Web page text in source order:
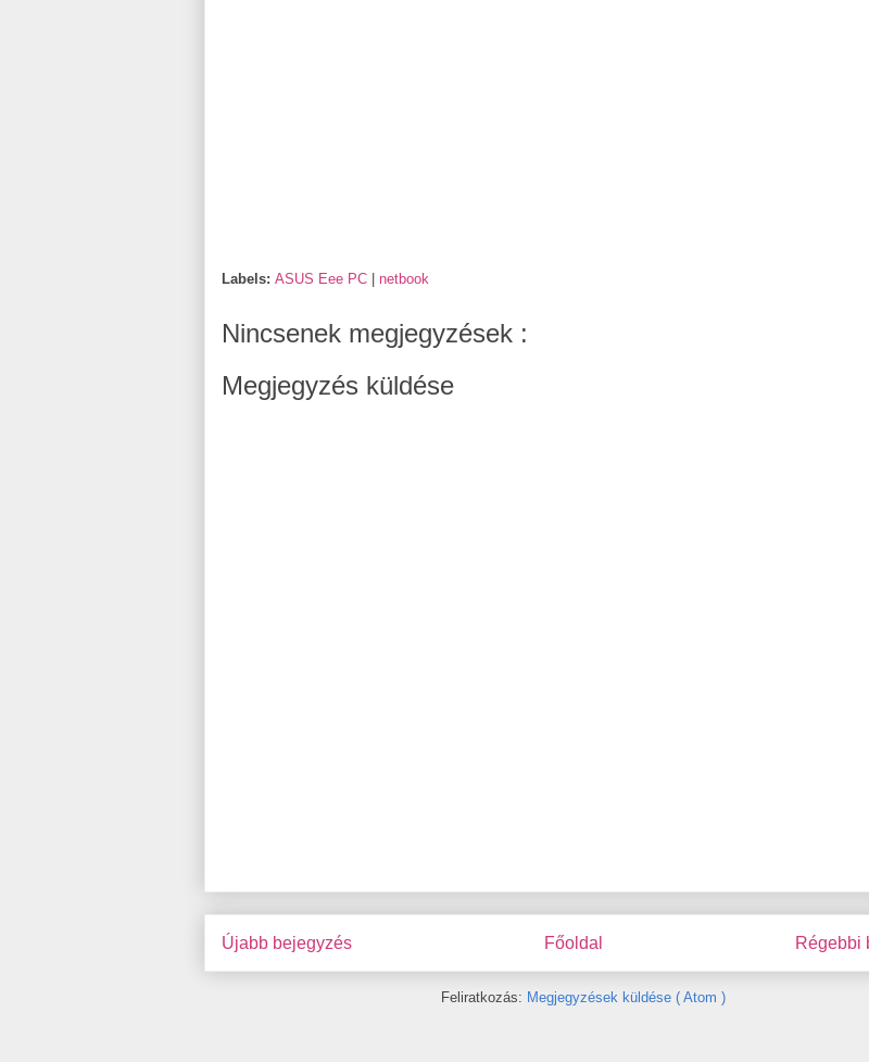
Labels: ASUS Eee PC netbook
Nincsenek megjegyzések :
Megjegyzés küldése
Újabb bejegyzés Régebbi
Főoldal
Feliratkozás: Megjegyzések küldése ( Atom )